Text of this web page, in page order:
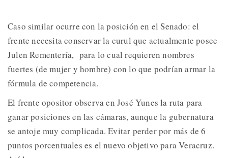
Caso similar ocurre con la posición en el Senado: el
frente necesita conservar la curul que actualmente posee
Julen Rementería, para lo cual requieren nombres
fuertes (de mujer y hombre) con lo que podrían armar la
fórmula de competencia.
El frente opositor observa en José Yunes la ruta para
ganar posiciones en las cámaras, aunque la gubernatura
se antoje muy complicada. Evitar perder por más de 6
puntos porcentuales es el nuevo objetivo para Veracruz.